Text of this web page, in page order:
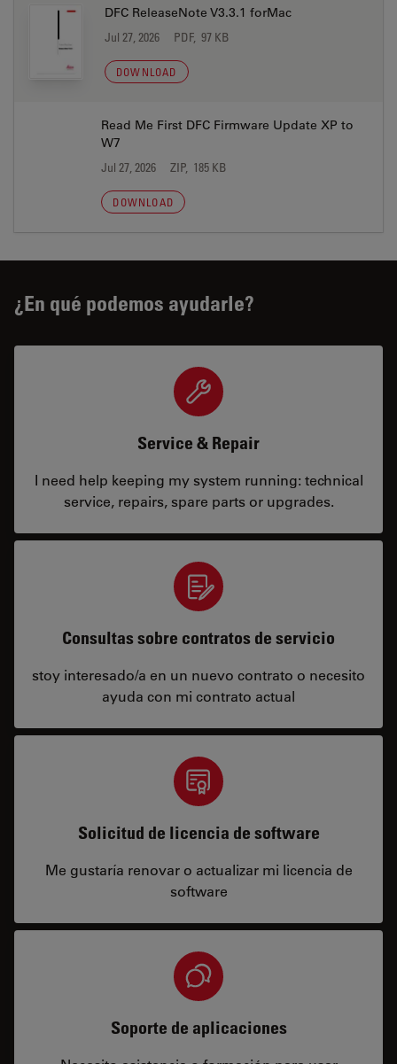
DFC ReleaseNote V3.3.1 forMac
Jul 27, 2026 PDF, 97 KB
DOWNLOAD
Read Me First DFC Firmware Update XP to
W7
Jul 27, 2026 ZIP, 185 KB
DOWNLOAD
¿En qué podemos ayudarle?
Service & Repair
I need help keeping my system running: technical
service, repairs, spare parts or upgrades.
Consultas sobre contratos de servicio
stoy interesado/a en un nuevo contrato o necesito
ayuda con mi contrato actual
Solicitud de licencia de software
Me gustaría renovar o actualizar mi licencia de
software
Soporte de aplicaciones